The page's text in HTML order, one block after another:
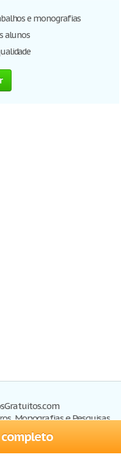
e monografias
alunos
Monografias e Pesquisas